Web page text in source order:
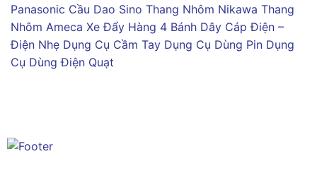
Panasonic Cầu Dao Sino Thang Nhôm Nikawa Thang
Nhôm Ameca Xe Đẩy Hàng 4 Bánh Dây Cáp Điện –
Điện Nhẹ Dụng Cụ Cầm Tay Dụng Cụ Dùng Pin Dụng
Cụ Dùng Điện Quạt